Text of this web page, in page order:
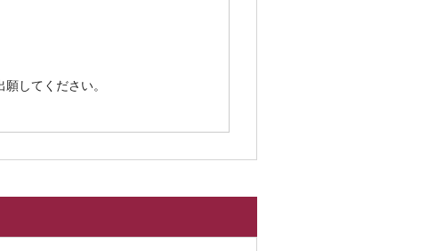
してください。